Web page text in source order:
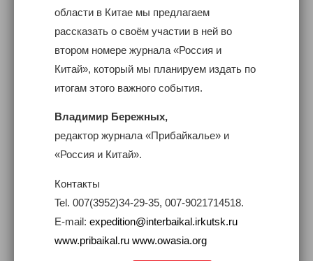
области в Китае мы предлагаем
рассказать о своём участии в ней во
втором номере журнала «Россия и
Китай», который мы планируем издать по
итогам этого важного события.
Владимир Бережных,
редактор журнала «Прибайкалье» и
«Россия и Китай».
Контакты
Tel. 007(3952)34-29-35, 007-9021714518.
E-mail:expedition@interbaikal.irkutsk.ru
www.pribaikal.ru www.owasia.org